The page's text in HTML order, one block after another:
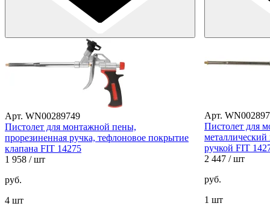
Арт. WN00289749
Пистолет для монтажной пены,
прорезиненная ручка, тефлоновое покрытие
клапана FIT 14275
1 958 / шт
руб.
4 шт
Арт.
Пистолет для
металлический
ручкой FIT
2 447 / шт
руб.
1 шт